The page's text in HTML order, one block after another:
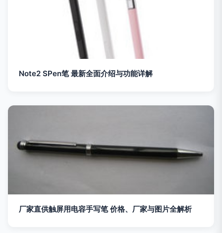
Note2 SPen笔 最新全面介绍与功能详解
厂家直供触屏用电容手写笔 价格、厂家与图片全解析